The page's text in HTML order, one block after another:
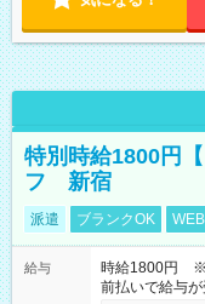
特別時給1800円
フ 新宿
派遣 ブランクOK
給与
時給1800円 ※
前払いで給与